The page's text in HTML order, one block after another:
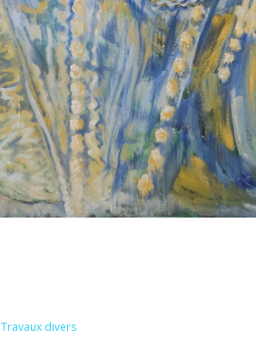
Travaux divers